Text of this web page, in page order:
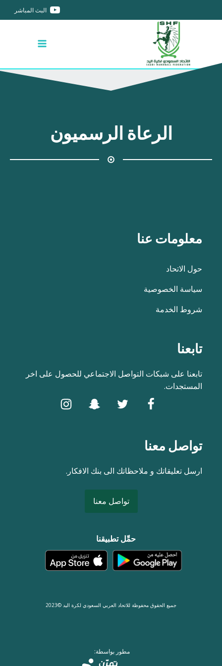
البث المباشر
الرعاة الرسميون
معلومات عنا
حول الاتحاد
سياسة الخصوصية
شروط الخدمة
تابعنا
تابعنا على شبكات التواصل الاجتماعي للحصول على اخر
المستجدات.
تواصل معنا
ارسل تعليقاتك و ملاحظاتك الى بنك الافكار.
تواصل معنا
حمِّل تطبيقنا
جميع الحقوق محفوظة للاتحاد العربي السعودي لكرة اليد ©2023
مطور بواسطة: